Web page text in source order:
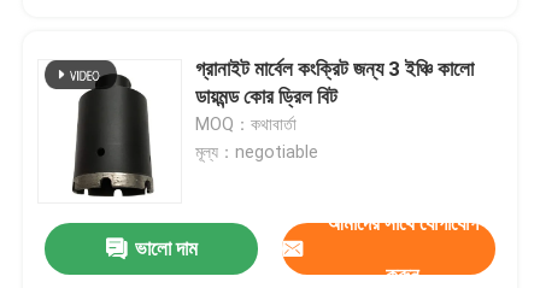
গ্রানাইট মার্বেল কংক্রিট জন্য 3 ইঞ্চি কালো
ডায়মন্ড কোর ড্রিল বিট
MOQ：কথাবার্তা
মূল্য：negotiable
ভালো দাম
আমাদের সাথে যোগাযোগ
করুন